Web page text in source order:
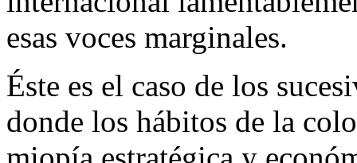
esas voces marginales.
Éste es el caso de los
donde los hábitos de la